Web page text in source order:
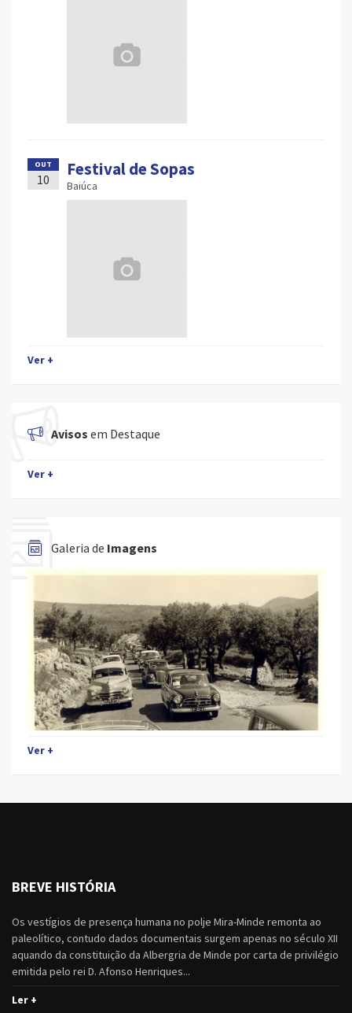
OUT
10 Festival de Sopas
Baiúca
Ver +
Avisos em Destaque
Ver +
Galeria de Imagens
Ver +
BREVE HISTÓRIA
Os vestígios de presença humana no polje Mira-Minde remonta ao
paleolítico, contudo dados documentais surgem apenas no século XII
aquando da constituição da Albergria de Minde por carta de privilégio
emitida pelo rei D. Afonso Henriques...
Ler +